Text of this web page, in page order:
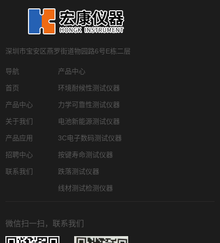
深圳市宝安区燕罗街道物园路6号E栋二层
导航
首页
产品中心
关于我们
产品应用
招聘中心
联系我们
产品中心
环境耐候性测试仪器
力学可靠性测试仪器
电池新能源测试仪器
3C电子数码测试仪器
按键寿命测试仪器
跌落测试仪器
线材测试检测仪器
微信扫一扫，联系我们